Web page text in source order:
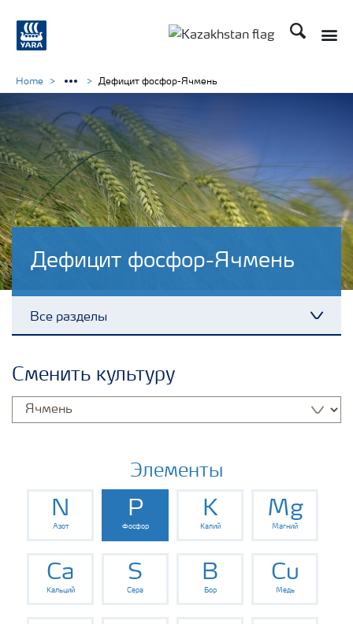
Поиск
Дефицит фосфор-Ячмень
Все разделы
Культуры
Инструменты и сервисы
Хранение удобрений и их безопасность
Home Дефицит фосфор-Ячмень
Сменить культуру
Элементы
N
Азот
P
Фосфор
K
Калий
Mg
Магний
Ca
Кальций
S
Сера
B
Бор
Cu
Медь